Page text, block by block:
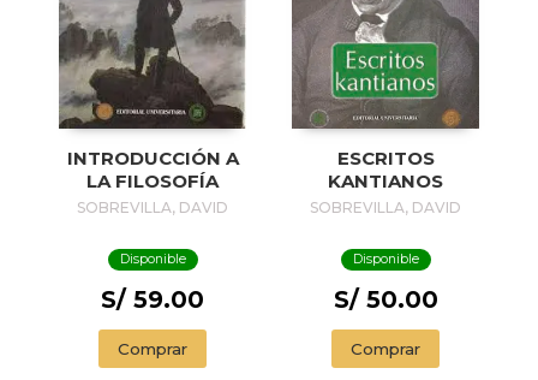
INTRODUCCIÓN A
LA FILOSOFÍA
SOBREVILLA, DAVID
Disponible
S/ 59.00
Comprar
ESCRITOS
KANTIANOS
SOBREVILLA, DAVID
Disponible
S/ 50.00
Comprar